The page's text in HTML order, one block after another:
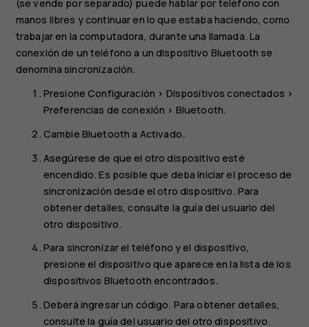
(se vende por separado) puede hablar por teléfono con
manos libres y continuar en lo que estaba haciendo, como
trabajar en la computadora, durante una llamada. La
conexión de un teléfono a un dispositivo Bluetooth se
denomina sincronización.
PresioneConfiguración > Dispositivos conectados >
Preferencias de conexión > Bluetooth.
Cambie Bluetooth a Activado.
Asegúrese de que el otro dispositivo esté
encendido. Es posible que deba iniciar el proceso de
sincronización desde el otro dispositivo. Para
obtener detalles, consulte la guía del usuario del
otro dispositivo.
Para sincronizar el teléfono y el dispositivo,
presione el dispositivo que aparece en la lista de los
dispositivos Bluetooth encontrados.
Deberá ingresar un código. Para obtener detalles,
consulte la guía del usuario del otro dispositivo.